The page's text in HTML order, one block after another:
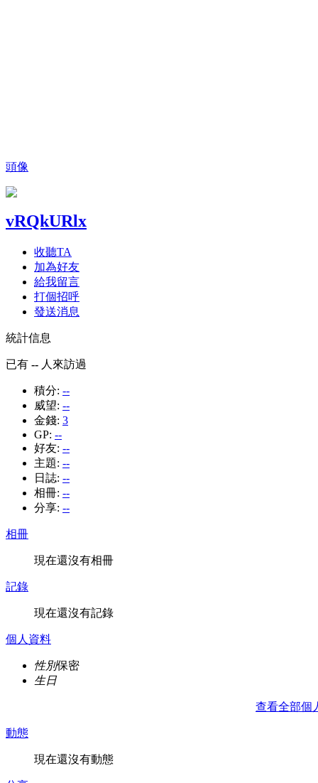
頭像
vRQkURlx
收聽TA
加為好友
給我留言
打個招呼
發送消息
統計信息
已有 -- 人來訪過
積分: --
威望: --
金錢: 3
GP: --
好友: --
主題: --
日誌: --
相冊: --
分享: --
相冊
現在還沒有相冊
記錄
現在還沒有記錄
個人資料
性別保密
生日
查看全部個
動態
現在還沒有動態